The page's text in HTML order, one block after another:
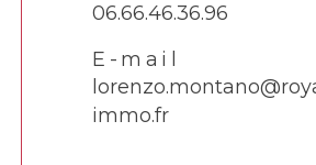
06.66.46.36.96
E-mail
immo.fr